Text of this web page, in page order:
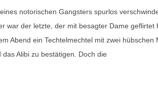
notorischen Gangsters spurlos
war der letzte, der mit besagter Dame
Abend ein Techtelmechtel mit zwei
Alibi zu bestätigen. Doch die